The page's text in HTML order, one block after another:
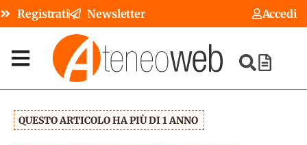
Registrati Newsletter Accedi
QUESTO ARTICOLO HA PIÙ DI 1 ANNO